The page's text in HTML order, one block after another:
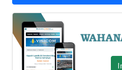
WN
KALSEL
WN
KALTIM